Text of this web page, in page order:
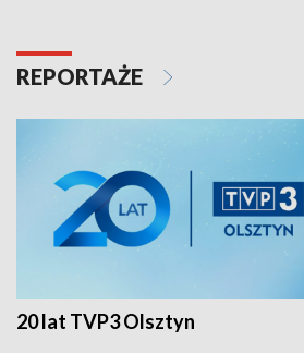
REPORTAŻE
20 lat TVP3 Olsztyn